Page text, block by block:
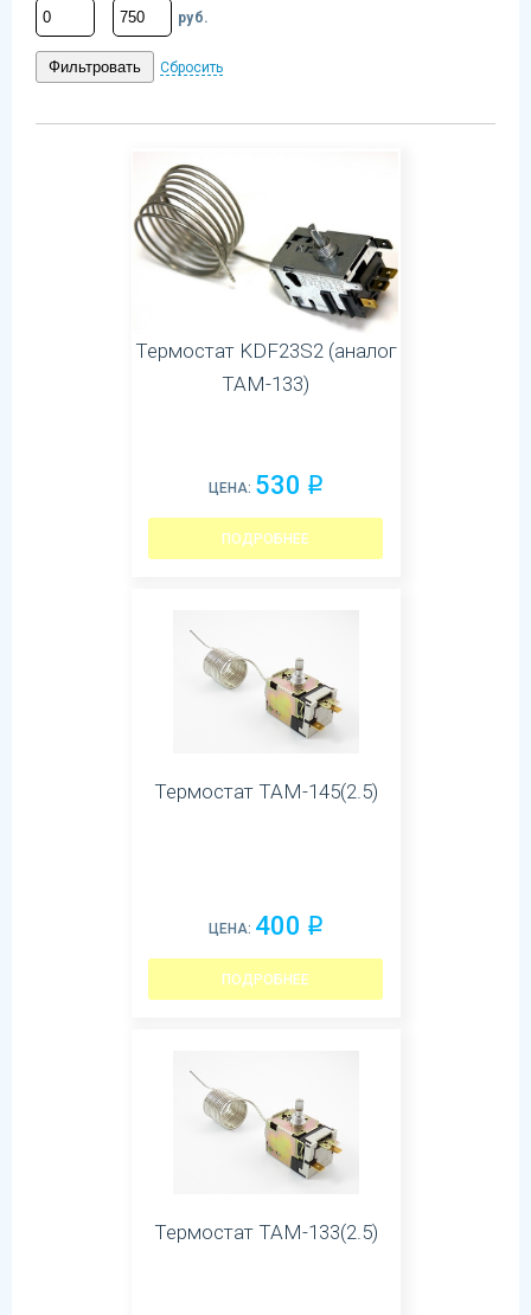
руб.
Сбросить
Термостат KDF23S2 (аналог
ТАМ-133)
ЦЕНА: 530 q
ПОДРОБНЕЕ
Термостат ТАМ-145(2.5)
ЦЕНА: 400 q
ПОДРОБНЕЕ
Термостат ТАМ-133(2.5)